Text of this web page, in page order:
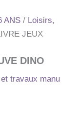
ANS / Loisirs,
JEUX
DINO
travaux manu